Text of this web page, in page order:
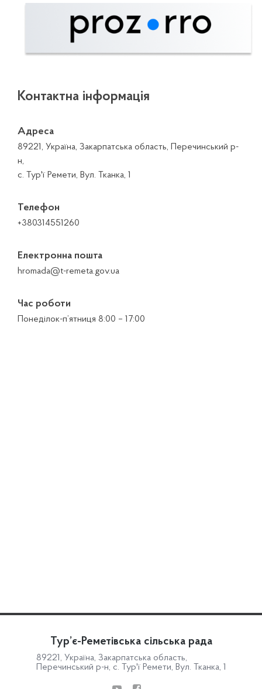
Контактна інформація
Адреса
89221, Україна, Закарпатська область, Перечинський р-
н,
с. Тур'ї Ремети, Вул. Тканка, 1
Телефон
+380314551260
Електронна пошта
hromada@t-remeta.gov.ua
Час роботи
Понеділок-п’ятниця 8:00 – 17:00
Тур’є-Реметівська сільська рада
89221, Україна, Закарпатська область,
Перечинський р-н, с. Тур'ї Ремети, Вул. Тканка, 1